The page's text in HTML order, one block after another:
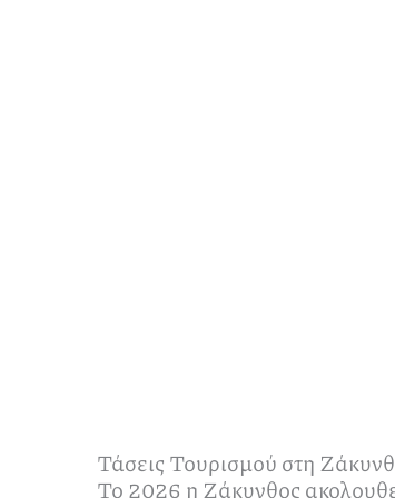
Τάσεις Τουρισμού στη
Το 2026 η Ζάκυνθος